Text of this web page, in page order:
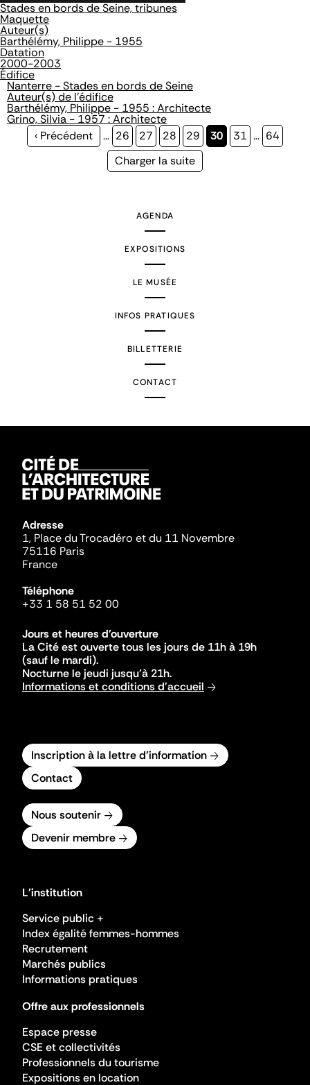
Stades en bords de Seine, tribunes
Maquette
Auteur(s)
Barthélémy, Philippe - 1955
Datation
2000-2003
Édifice
Nanterre - Stades en bords de Seine
Auteur(s) de l'édifice
Barthélémy, Philippe - 1955 : Architecte
Grino, Silvia - 1957 : Architecte
Page
‹ Précédent … Page
26 Page
27 Page
28 Page
29
Page
30 Page
31 … Page
64
Page
Charger la suite
AGENDA
EXPOSITIONS
LE MUSÉE
INFOS PRATIQUES
BILLETTERIE
CONTACT
Adresse
1, Place du Trocadéro et du 11 Novembre
75116 Paris
France
Téléphone
+33 1 58 51 52 00
Jours et heures d'ouverture
La Cité est ouverte tous les jours de 11h à 19h
(sauf le mardi).
Nocturne le jeudi jusqu'à 21h.
Informations et conditions d'accueil
Inscription à la lettre d'information
Contact
Nous soutenir
Devenir membre
L'institution
Service public +
Index égalité femmes-hommes
Recrutement
Marchés publics
Informations pratiques
Offre aux professionnels
Espace presse
CSE et collectivités
Professionnels du tourisme
Expositions en location